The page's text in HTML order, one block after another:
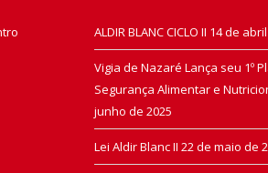
ALDIR BLANC CICLO II 14 de
Vigia de Nazaré Lança seu 1º
Segurança Alimentar e
junho de 2025
Lei Aldir Blanc II 22 de maio de